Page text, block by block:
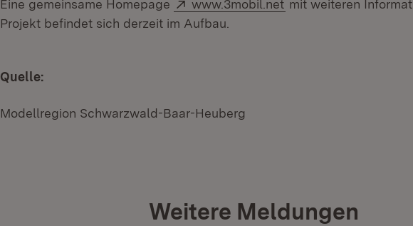
Eine gemeinsame Homepage www.3mobil.net mit weiteren
Projekt befindet sich derzeit im Aufbau.
Quelle:
Modellregion Schwarzwald-Baar-Heuberg
Weitere Meldungen